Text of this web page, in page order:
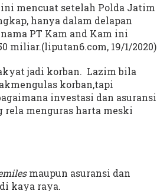
mencuat setelah Polda Jatim
hanya dalam delapan
PT Kam and Kam ini
miliar.(liputan6.com, 19/1/2020)
jadi korban. Lazim bila
korban,tapi
investasi dan asuransi
menguras harta meski
maupun asuransi dan
kaya raya.